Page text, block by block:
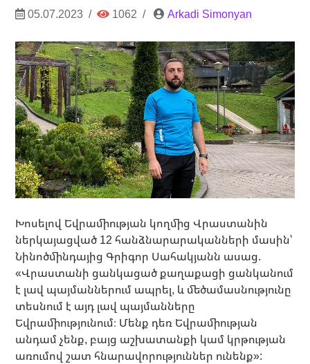
05.07.2023 1062 Arkadi Simonyan
Խոսելով Եվրամիության կողմից Վրաստանին
ներկայացված 12 հանձնարարականների մասին՝
Նինոծմինդայից Գրիգոր Սահակյանն ասաց.
«Վրաստանի ցանկացած քաղաքացի ցանկանում
է լավ պայմաններում ապրել, և մեծամասնությունը
տեսնում է այդ լավ պայմանները
Եվրամիությունում։ Մենք դեռ Եվրամիության
անդամ չենք, բայց աշխատանքի կամ կրթության
առումով շատ հնարավորություններ ունենք»: